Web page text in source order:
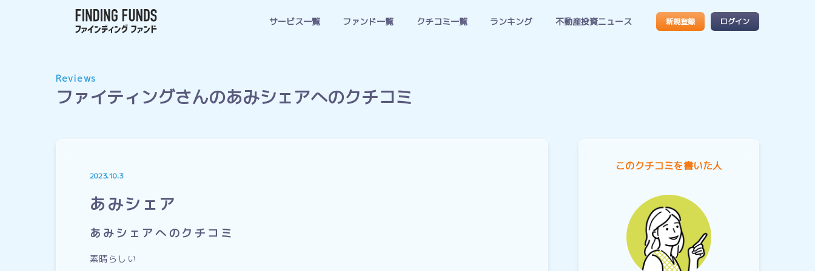
サービス一覧 ファンド一覧 クチコミ一覧 ランキング 不動産投資ニュース 新規登録 ログイン
Reviews
ファイティングさんのあみシェアへのクチコミ
2023.10.3
あみシェア
あみシェアへのクチコミ
素晴らしい
このクチコミを書いた人